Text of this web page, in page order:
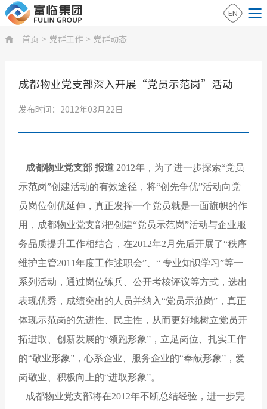
EN
 首页 > 党群工作 > 党群动态
成都物业党支部深入开展“党员示范岗”活动
发布时间：2012年03月22日
成都物业党支部 报道 2012年，为了进一步探索“党员
示范岗”创建活动的有效途径，将“创先争优”活动向党
员岗位创优延伸，真正发挥一个党员就是一面旗帜的作
用，成都物业党支部把创建“党员示范岗”活动与企业服
务品质提升工作相结合，在2012年2月先后开展了“秩序
维护主管2011年度工作述职会”、“ 专业知识学习”等一
系列活动，通过岗位练兵、公开考核评议等方式，选出
表现优秀，成绩突出的人员并纳入“党员示范岗”，真正
体现示范岗的先进性、民主性，从而更好地树立党员开
拓进取、创新发展的“领跑形象”，立足岗位、扎实工作
的“敬业形象”，心系企业、服务企业的“奉献形象”，爱
岗敬业、积极向上的“进取形象”。
成都物业党支部将在2012年不断总结经验，进一步完